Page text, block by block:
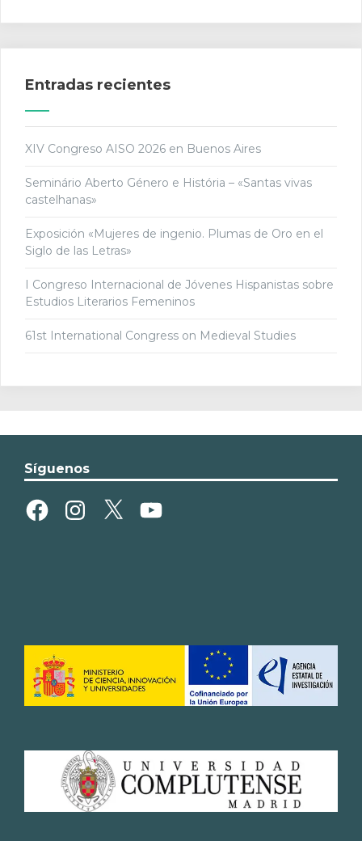
Entradas recientes
XIV Congreso AISO 2026 en Buenos Aires
Seminário Aberto Género e História – «Santas vivas
castelhanas»
Exposición «Mujeres de ingenio. Plumas de Oro en el
Siglo de las Letras»
I Congreso Internacional de Jóvenes Hispanistas sobre
Estudios Literarios Femeninos
61st International Congress on Medieval Studies
Síguenos
FacebookInstagram
X YouTube